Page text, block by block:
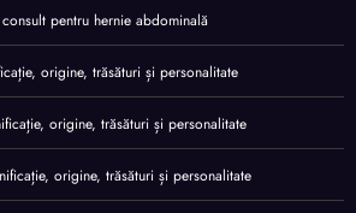
pentru hernie abdominală
origine, trăsături și personalitate
origine, trăsături și personalitate
origine, trăsături și personalitate